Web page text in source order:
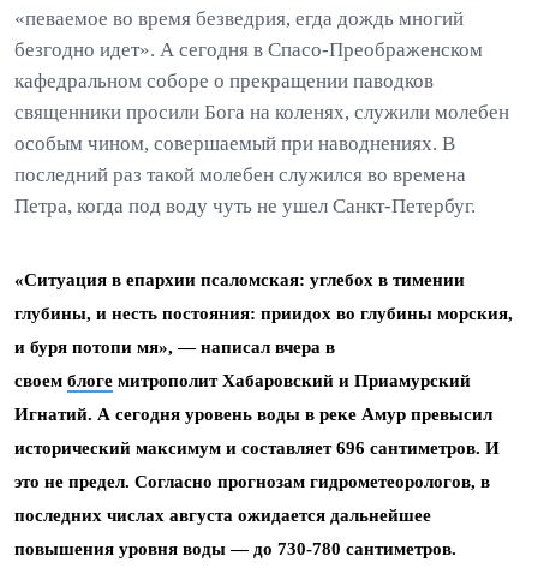
«певаемое во время безведрия, егда дождь многий
безгодно идет». А сегодня в Спасо-Преображенском
кафедральном соборе о прекращении паводков
священники просили Бога на коленях, служили молебен
особым чином, совершаемый при наводнениях. В
последний раз такой молебен служился во времена
Петра, когда под воду чуть не ушел Санкт-Петербуг.
«Ситуация в епархии псаломская: углебох в тимении
глубины, и несть постояния: приидох во глубины морския,
и буря потопи мя», — написал вчера в
своем блоге митрополит Хабаровский и Приамурский
Игнатий. А сегодня уровень воды в реке Амур превысил
исторический максимум и составляет 696 сантиметров. И
это не предел. Согласно прогнозам гидрометеорологов, в
последних числах августа ожидается дальнейшее
повышения уровня воды — до 730-780 сантиметров.